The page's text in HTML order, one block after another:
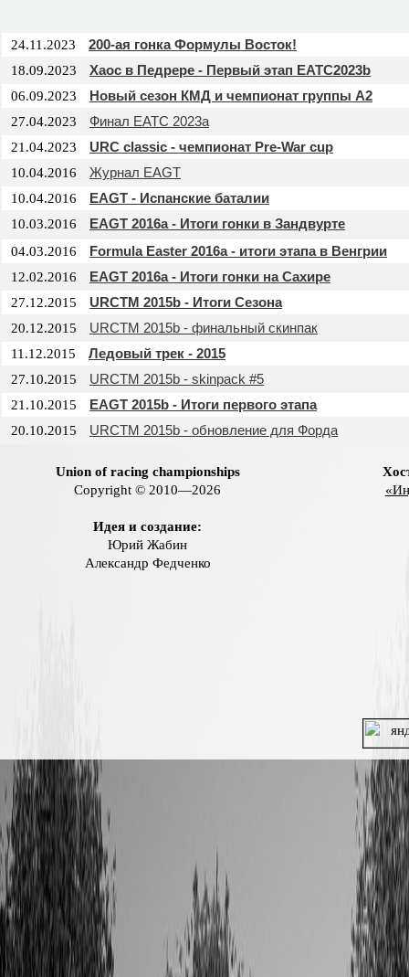
24.11.2023 200-ая гонка Формулы Восток!
18.09.2023 Хаос в Педрере - Первый этап EATC2023b
06.09.2023 Новый сезон КМД и чемпионат группы А2
27.04.2023 Финал EATC 2023a
21.04.2023 URC classic - чемпионат Pre-War cup
10.04.2016 Журнал EAGT
10.04.2016 EAGT - Испанские баталии
10.03.2016 EAGT 2016a - Итоги гонки в Зандвурте
04.03.2016 Formula Easter 2016a - итоги этапа в Венгрии
12.02.2016 EAGT 2016a - Итоги гонки на Сахире
27.12.2015 URCTM 2015b - Итоги Сезона
20.12.2015 URCTM 2015b - финальный скинпак
11.12.2015 Ледовый трек - 2015
27.10.2015 URCTM 2015b - skinpack #5
21.10.2015 EAGT 2015b - Итоги первого этапа
20.10.2015 URCTM 2015b - обновление для Форда
Union of racing championships
Copyright © 2010—2026
Идея и создание:
Юрий Жабин
Александр Федченко